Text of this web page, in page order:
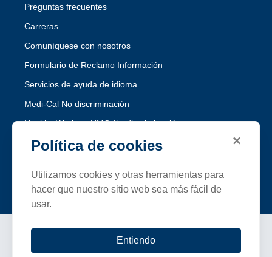
Preguntas frecuentes
Carreras
Comuníquese con nosotros
Formulario de Reclamo Información
Servicios de ayuda de idioma
Medi-Cal No discriminación
Healthy Workers HMO No discriminación
FacebookThreadsInstagramLinkedInYouTube
Términos y condiciones
×
Política de cookies
Utilizamos cookies y otras herramientas para
hacer que nuestro sitio web sea más fácil de
usar.
Entiendo